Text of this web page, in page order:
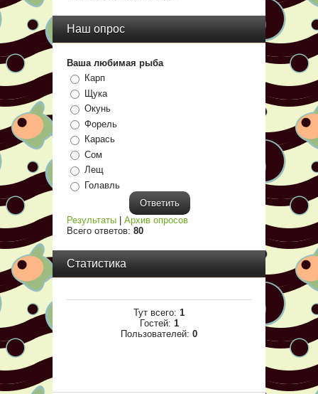
Наш опрос
Ваша любимая рыба
Карп
Щука
Окунь
Форель
Карась
Сом
Лещ
Голавль
Результаты | Архив опросов
Всего ответов: 80
Статистика
Тут всего: 1
Гостей: 1
Пользователей: 0